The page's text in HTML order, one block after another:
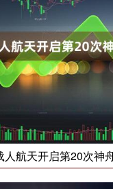
人航天开启第20次神